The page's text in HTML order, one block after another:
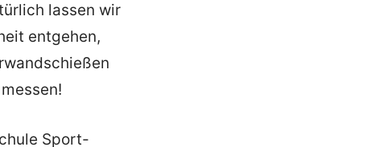
lassen wir
entgehen,
Sport-